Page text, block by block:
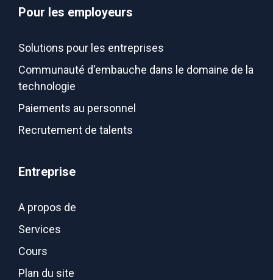
Pour les employeurs
Solutions pour les entreprises
Communauté d'embauche dans le domaine de la
technologie
Paiements au personnel
Recrutement de talents
Entreprise
A propos de
Services
Cours
Plan du site